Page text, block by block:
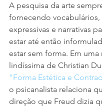
A pesquisa da arte
fornecendo vocabulários,
expressivas e narrativas
estar até então
estar sem forma. Em
lindíssima de Christian
"Forma Estética e
o psicanalista relaciona
direção que Freud dizia